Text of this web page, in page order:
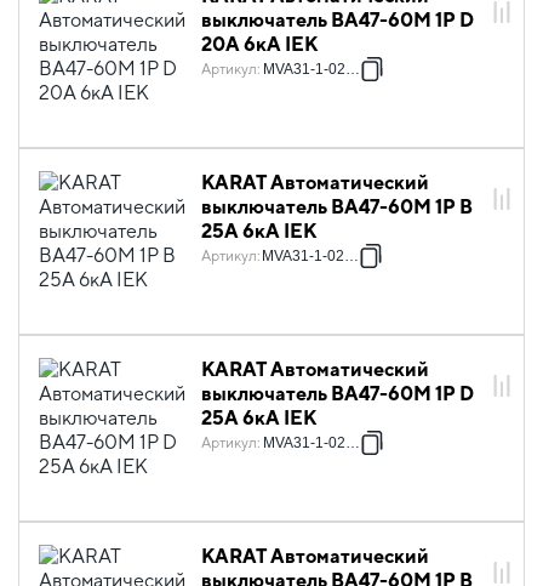
выключатель ВА47-60M 1P D
20А 6кА IEK
Артикул: MVA31-1-020-D
KARAT Автоматический
выключатель ВА47-60M 1P B
25А 6кА IEK
Артикул: MVA31-1-025-B
KARAT Автоматический
выключатель ВА47-60M 1P D
25А 6кА IEK
Артикул: MVA31-1-025-D
KARAT Автоматический
выключатель ВА47-60M 1P B